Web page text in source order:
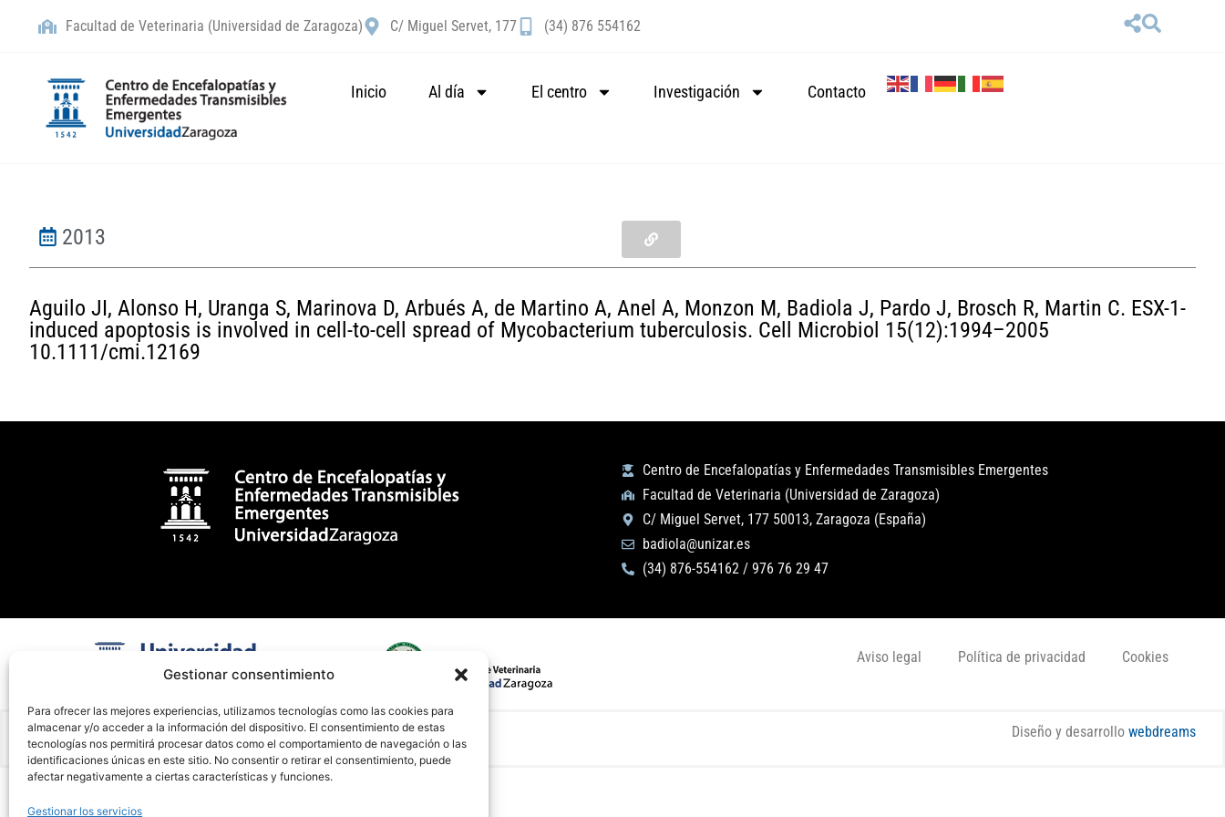
Gestionar consentimiento
Para ofrecer las mejores experiencias, utilizamos tecnologías como las cookies para
almacenar y/o acceder a la información del dispositivo. El consentimiento de estas
tecnologías nos permitirá procesar datos como el comportamiento de navegación o las
identificaciones únicas en este sitio. No consentir o retirar el consentimiento, puede
afectar negativamente a ciertas características y funciones.
Gestionar los servicios
Facultad de Veterinaria (Universidad de Zaragoza) C/ Miguel Servet, 177 (34) 876 554162
Inicio Al día El centro Investigación Contacto
2013
Aguilo JI, Alonso H, Uranga S, Marinova D, Arbués A, de Martino A, Anel A, Monzon M, Badiola J, Pardo J, Brosch R, Martin C. ESX-1-
induced apoptosis is involved in cell-to-cell spread of Mycobacterium tuberculosis. Cell Microbiol 15(12):1994–2005
10.1111/cmi.12169
Centro de Encefalopatías y Enfermedades Transmisibles Emergentes
Facultad de Veterinaria (Universidad de Zaragoza)
C/ Miguel Servet, 177 50013, Zaragoza (España)
badiola@unizar.es
(34) 876-554162 / 976 76 29 47
Aviso legal Política de privacidad Cookies
Diseño y desarrollo webdreams